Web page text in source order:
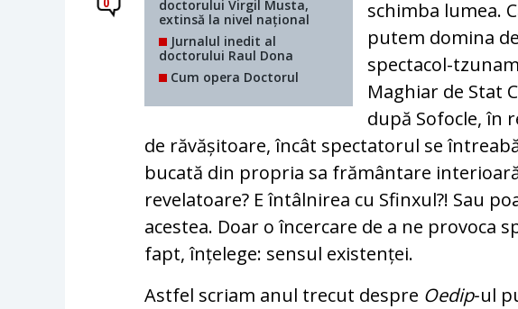
doctorului Virgil Musta,
extinsă la nivel național
Jurnalul inedit al
doctorului Raul Dona
Cum opera Doctorul
schimba lumea.
putem domina
spectacol-
Maghiar de Stat
după Sofocle, în
de răvășitoare, încât spectatorul se
bucată din propria sa frământare
revelatoare? E întâlnirea cu Sfinxul?! Sau
acestea. Doar o încercare de a ne provoca
fapt, înțelege: sensul existenței.
Astfel scriam anul trecut despre Oedip‑ul